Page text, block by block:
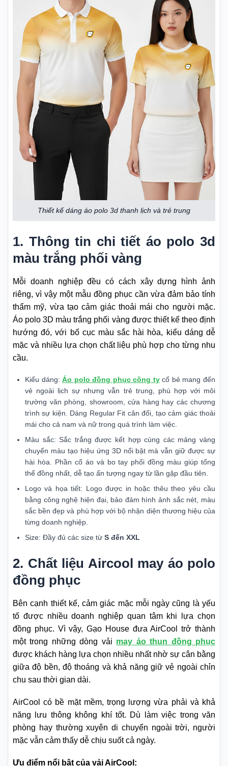
Thiết kế dáng áo polo 3d thanh lịch và trẻ trung
1. Thông tin chi tiết áo polo 3d
màu trắng phối vàng
Mỗi doanh nghiệp đều có cách xây dựng hình ảnh
riêng, vì vậy một mẫu đồng phục cần vừa đảm bảo tính
thẩm mỹ, vừa tạo cảm giác thoải mái cho người mặc.
Áo polo 3D màu trắng phối vàng được thiết kế theo định
hướng đó, với bố cục màu sắc hài hòa, kiểu dáng dễ
mặc và nhiều lựa chọn chất liệu phù hợp cho từng nhu
cầu.
Kiểu dáng:Áo polo đồng phục công tycổ bẻ mang đến
vẻ ngoài lịch sự nhưng vẫn trẻ trung, phù hợp với môi
trường văn phòng, showroom, cửa hàng hay các chương
trình sự kiện. Dáng Regular Fit cân đối, tạo cảm giác thoải
mái cho cả nam và nữ trong quá trình làm việc.
Màu sắc: Sắc trắng được kết hợp cùng các mảng vàng
chuyển màu tạo hiệu ứng 3D nổi bật mà vẫn giữ được sự
hài hòa. Phần cổ áo và bo tay phối đồng màu giúp tổng
thể đồng nhất, dễ tạo ấn tượng ngay từ lần gặp đầu tiên.
Logo và họa tiết: Logo được in hoặc thêu theo yêu cầu
bằng công nghệ hiện đại, bảo đảm hình ảnh sắc nét, màu
sắc bền đẹp và phù hợp với bộ nhận diện thương hiệu của
từng doanh nghiệp.
Size: Đầy đủ các size từ S đến XXL
2. Chất liệu Aircool may áo polo
đồng phục
Bên cạnh thiết kế, cảm giác mặc mỗi ngày cũng là yếu
tố được nhiều doanh nghiệp quan tâm khi lựa chọn
đồng phục. Vì vậy, Gạo House đưa AirCool trở thành
một trong những dòng vải may áo thun đồng phục
được khách hàng lựa chọn nhiều nhất nhờ sự cân bằng
giữa độ bền, độ thoáng và khả năng giữ vẻ ngoài chỉn
chu sau thời gian dài.
AirCool có bề mặt mềm, trọng lượng vừa phải và khả
năng lưu thông không khí tốt. Dù làm việc trong văn
phòng hay thường xuyên di chuyển ngoài trời, người
mặc vẫn cảm thấy dễ chịu suốt cả ngày.
Ưu điểm nổi bật của vải AirCool: